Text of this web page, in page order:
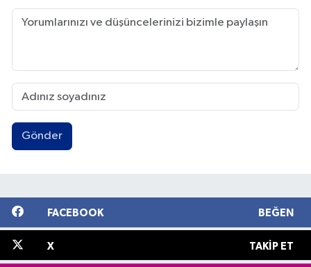
Gönder
FACEBOOK BEĞEN
X TAKIP ET